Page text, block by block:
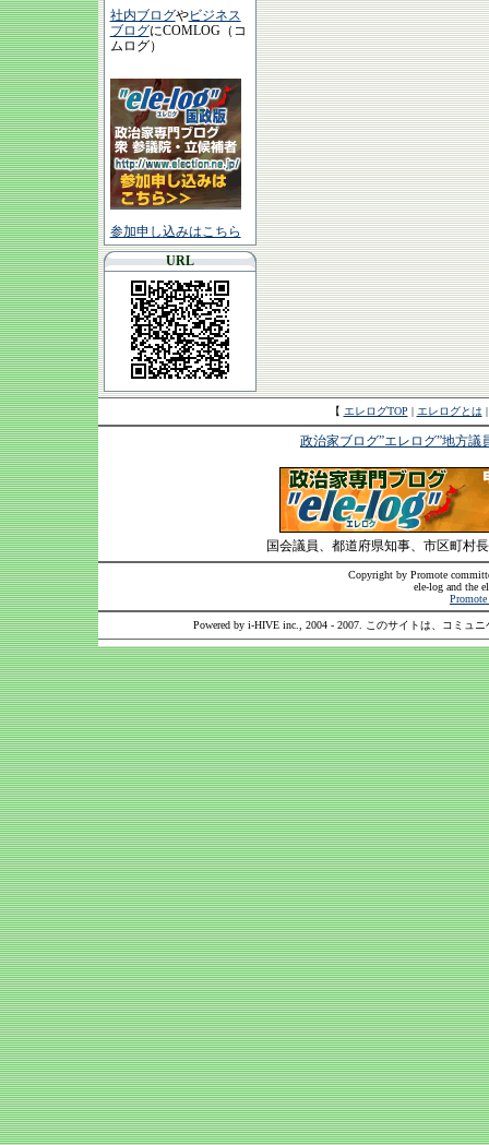
社内ブログやビジネス
ブログにCOMLOG（コ
ムログ）
参加申し込みはこちら
URL
【 エレログTOP | エレログとは
政治家ブログ”エレログ”地方議
国会議員、都道府県知事、市区町村
Copyright by Promote
ele-log and the
Powered by i-HIVE inc., 2004 - 2007. このサイトは、コミュ